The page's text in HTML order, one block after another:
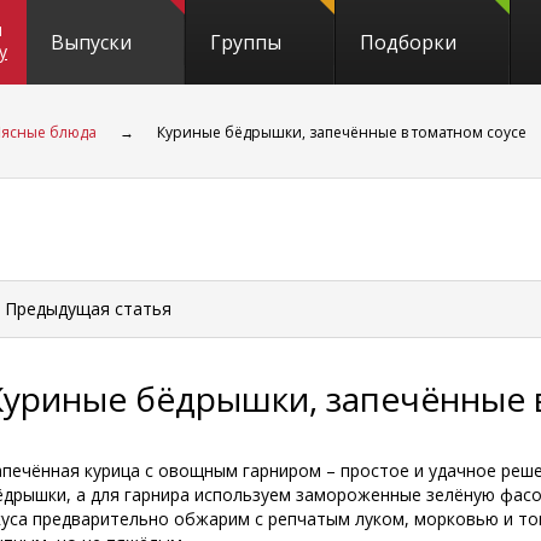
Выпуски Группы Подборки
блюда → Куриные бёдрышки, запечённые в томатном соусе
статья
бёдрышки, запечённые
курица с овощным гарниром – простое и удачное
а для гарнира используем замороженные зелёную
предварительно обжарим с репчатым луком, морковью и